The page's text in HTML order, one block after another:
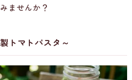
ませんか？
トマトパスタ～